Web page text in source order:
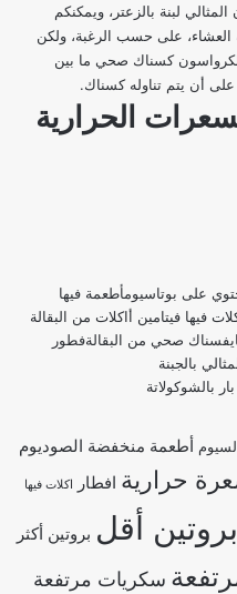
لبنة بالزعتر، ويمكنكم
العشاء، على حسب الرغبة، ولكن
كسناك صحي ما بين
على أن يتم تناوله كسناك.
الحرارية
على بوتاسيومأطعمة فيها
فيها فيتامين أاكلات من البقالة
سناك صحي من البقالةفطور
بالجبنة
بالشوكولاتة
أطعمة منخفضة الصوديوم
افطار اكلات فيها
بروتين أقل بروتين أكثر
سكريات مرتفعة